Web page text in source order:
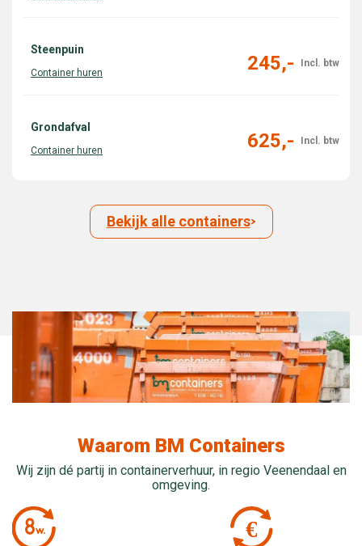
Steenpuin
245,-
Grondafval
625,-
Bekijk alle containers
Waarom BM Containers
Wij zijn dé partij in containerverhuur, in regio Veenendaal en
omgeving.